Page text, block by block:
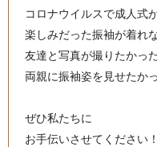
コロナウイルスで成人式
楽しみだった振袖が着れ
友達と写真が撮りたかった
両親に振袖姿を見せたかっ
ぜひ私たちに
お手伝いさせてください！